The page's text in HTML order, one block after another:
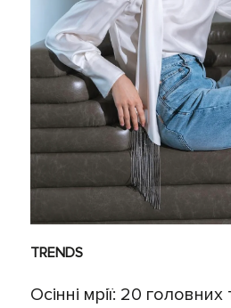
TRENDS
Осінні мрії: 20 головних